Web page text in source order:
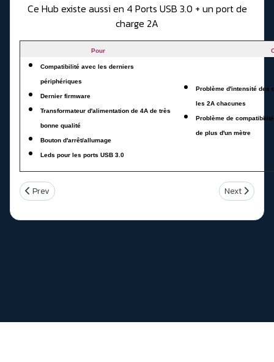
Ce Hub existe aussi en 4 Ports USB 3.0 + un port de
charge 2A
Pour
Compatibilité avec les derniers
périphériques
Dernier firmware
Transformateur d'alimentation de 4A de très
bonne qualité
Bouton d'arrêt/allumage
Leds pour les ports USB 3.0
Problème d'intensité des
les 2A chacunes
Problème de
de plus d'un mètre
Previous article: Comment recharger son smartphone ou votre
Prev Next article:
Next